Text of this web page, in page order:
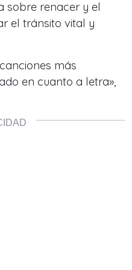
sobre renacer y el
el tránsito vital y
más
en cuanto a letra»,